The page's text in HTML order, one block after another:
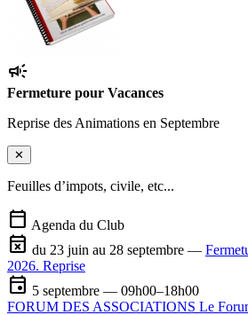
campaign
Fermeture pour Vacances
Reprise des Animations en Septembre
✕
Feuilles d’impots, civile, etc...
calendar_today Agenda du Club
event_busy du 23 juin au 28 septembre —
2026. Reprise
event 5 septembre — 09h00–18h00
FORUM DES ASSOCIATIONS Le